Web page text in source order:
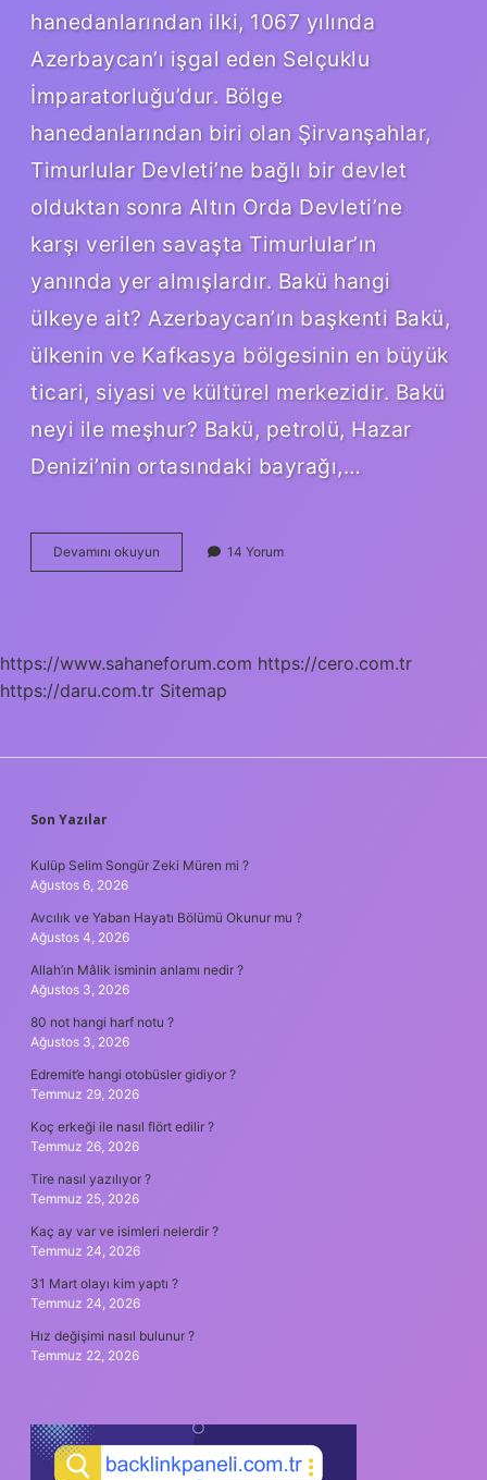
hanedanlarından ilki, 1067 yılında
Azerbaycan’ı işgal eden Selçuklu
İmparatorluğu’dur. Bölge
hanedanlarından biri olan Şirvanşahlar,
Timurlular Devleti’ne bağlı bir devlet
olduktan sonra Altın Orda Devleti’ne
karşı verilen savaşta Timurlular’ın
yanında yer almışlardır. Bakü hangi
ülkeye ait? Azerbaycan’ın başkenti Bakü,
ülkenin ve Kafkasya bölgesinin en büyük
ticari, siyasi ve kültürel merkezidir. Bakü
neyi ile meşhur? Bakü, petrolü, Hazar
Denizi’nin ortasındaki bayrağı,…
Devamını okuyun Azerbaycan
Başkenti
14 Yorum
https://www.sahaneforum.com https://cero.com.tr
https://daru.com.tr Sitemap
SIDEBAR
Son Yazılar
Kulüp Selim Songür Zeki Müren mi ?
Ağustos 6, 2026
Avcılık ve Yaban Hayatı Bölümü Okunur mu ?
Ağustos 4, 2026
Allah’ın Mâlik isminin anlamı nedir ?
Ağustos 3, 2026
80 not hangi harf notu ?
Ağustos 3, 2026
Edremit’e hangi otobüsler gidiyor ?
Temmuz 29, 2026
Koç erkeği ile nasıl flört edilir ?
Temmuz 26, 2026
Tire nasıl yazılıyor ?
Temmuz 25, 2026
Kaç ay var ve isimleri nelerdir ?
Temmuz 24, 2026
31 Mart olayı kim yaptı ?
Temmuz 24, 2026
Hız değişimi nasıl bulunur ?
Temmuz 22, 2026